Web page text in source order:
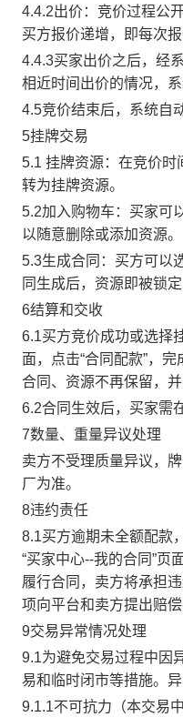
4.4.2出价：竞价过程公
买方报价递增，即每次
4.4.3买家出价之后，经
相近时间出价的情况，
4.5竞价结束后，系统自
5挂牌交易
5.1 挂牌资源：在竞价
转为挂牌资源。
5.2加入购物车：买家可
以随意删除或添加资源。
5.3生成合同：买方可以
同生成后，资源即被锁
6结算和交收
6.1买方竞价成功或选择
面，点击“合同配款”，
合同、资源不再保留，
6.2合同生效后，买家需
7数量、重量异议处理
卖方不受理质量异议，
厂为准。
8违约责任
8.1买方逾期未全额配款
“买家中心--我的合同”
履行合同，卖方将承担
项向平台和卖方提出赔偿
9交易异常情况处理
9.1为避免交易过程中因
易和临时闭市等措施。
9.1.1不可抗力（本交易